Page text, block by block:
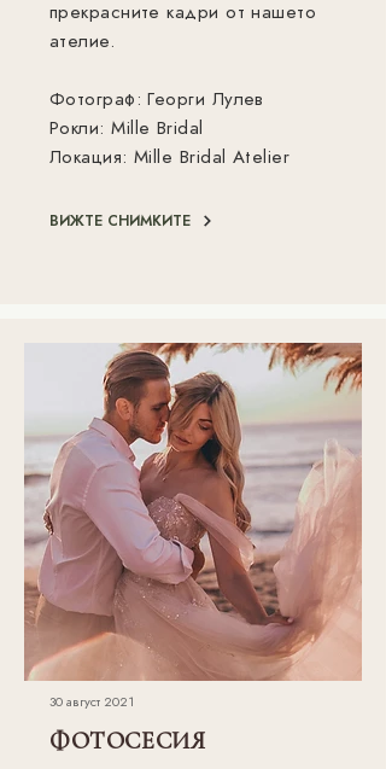
прекрасните кадри от нашето
ателие.
Фотограф: Георги Лулев
Рокли: Mille Bridal
Локация: Mille Bridal Atelier
ВИЖТЕ СНИМКИТЕ
30 август 2021
ФОТОСЕСИЯ